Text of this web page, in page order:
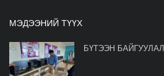
МЭДЭЭНИЙ ТҮҮХ
БҮТЭЭН